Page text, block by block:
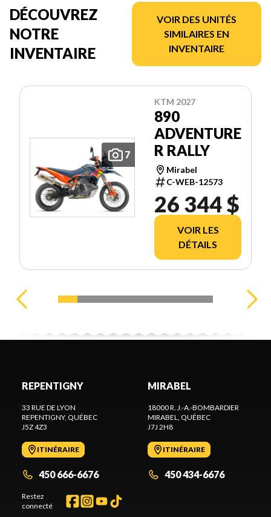
DÉCOUVREZ
NOTRE
INVENTAIRE
VOIR DES UNITÉS
SIMILAIRES EN
INVENTAIRE
7
KTM 2027
890
ADVENTURE
R RALLY
Mirabel
C-WEB-12573
26 344 $
VOIR LES
DÉTAILS
REPENTIGNY
33 RUE DE LYON
REPENTIGNY, QUÉBEC
J5Z 4Z3
ITINÉRAIRE
450 666-6676
Restez
connecté
MIRABEL
18000 R. J.-A.-BOMBARDIER
MIRABEL
, QUÉBEC
J7J 2H8
ITINÉRAIRE
450 434-6676